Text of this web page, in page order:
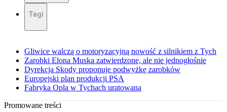
Tagi
Gliwice walczą o motoryzacyjną nowość z silnikiem z Tych
Zarobki Elona Muska zatwierdzone, ale nie jednogłośnie
Dyrekcja Skody proponuje podwyżkę zarobków
Europejski plan produkcji PSA
Fabryka Opla w Tychach uratowana
Promowane treści